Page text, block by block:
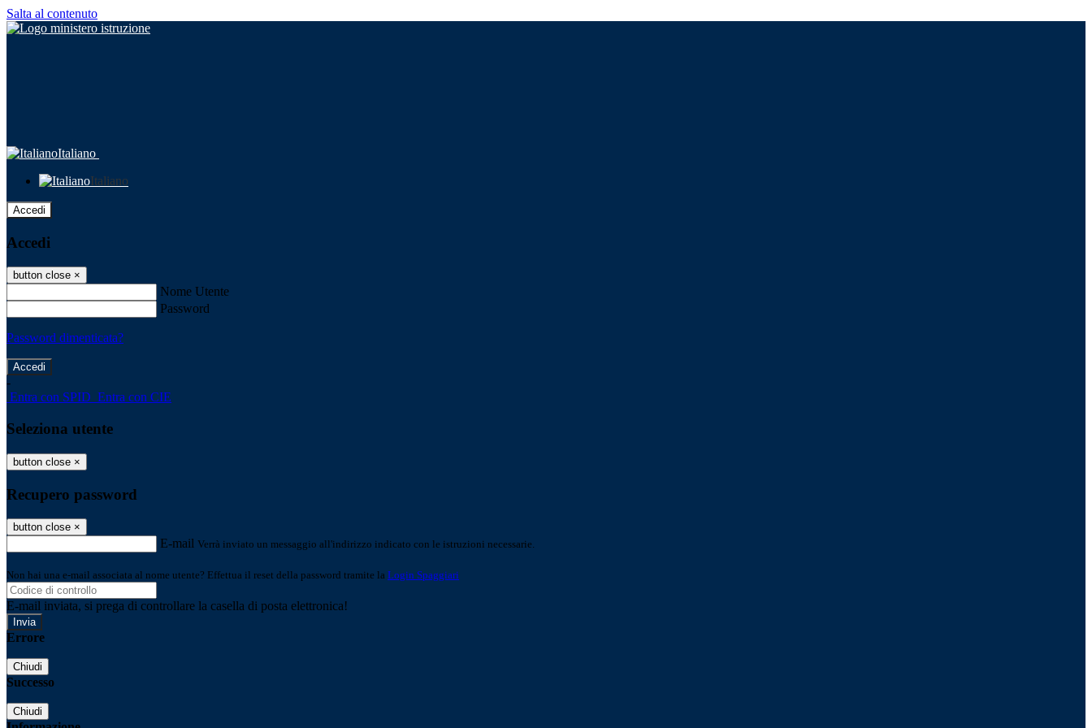
Salta al contenuto
Italiano
Italiano
Accedi
Accedi
button close ×
Nome Utente
Password
Password dimenticata?
-
Entra con SPID Entra con CIE
Seleziona utente
button close ×
Recupero password
button close ×
E-mail Verrà inviato un messaggio all'indirizzo indicato con le istruzioni necessarie.
Non hai una e-mail associata al nome utente? Effettua il reset della password tramite la Login Spaggiari
E-mail inviata, si prega di controllare la casella di posta elettronica!
Errore
Chiudi
Successo
Chiudi